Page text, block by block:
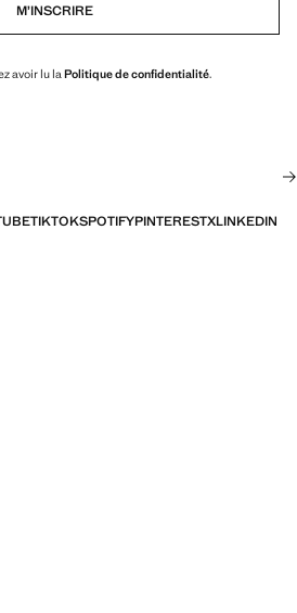
M’INSCRIRE
avoir lu la Politique de confidentialité.
TIKTOKSPOTIFYPINTERESTXLINKEDIN